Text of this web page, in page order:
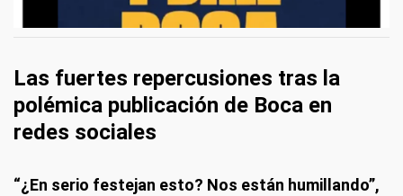
Las fuertes repercusiones tras la
polémica publicación de Boca en
redes sociales
“¿En serio festejan esto? Nos están humillando”,